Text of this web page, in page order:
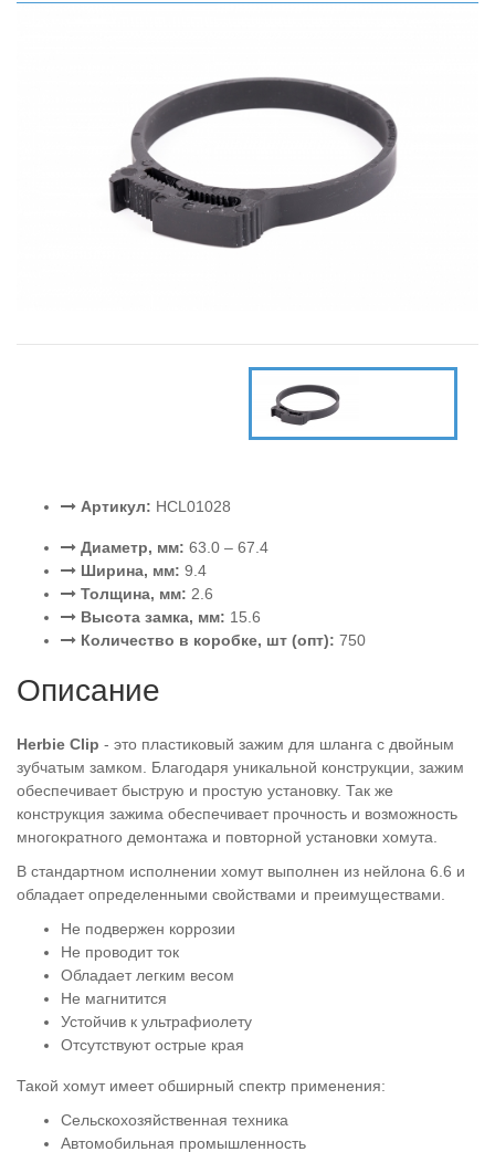
Артикул: HCL01028
Диаметр, мм: 63.0 – 67.4
Ширина, мм: 9.4
Толщина, мм: 2.6
Высота замка, мм: 15.6
Количество в коробке, шт (опт): 750
Описание
Herbie Clip - это пластиковый зажим для шланга с двойным
зубчатым замком. Благодаря уникальной конструкции, зажим
обеспечивает быструю и простую установку. Так же
конструкция зажима обеспечивает прочность и возможность
многократного демонтажа и повторной установки хомута.
В стандартном исполнении хомут выполнен из нейлона 6.6 и
обладает определенными свойствами и преимуществами.
Не подвержен коррозии
Не проводит ток
Обладает легким весом
Не магнитится
Устойчив к ультрафиолету
Отсутствуют острые края
Такой хомут имеет обширный спектр применения:
Сельскохозяйственная техника
Автомобильная промышленность